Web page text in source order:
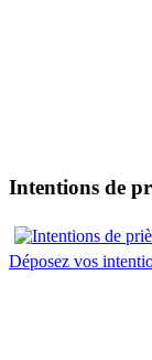
Intentions de
Déposez vos